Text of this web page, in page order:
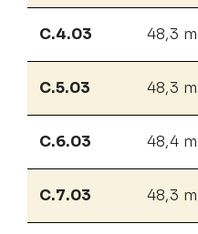
C.4.03 48,3 m
C.5.03 48,3 m
C.6.03 48,4 m
C.7.03 48,3 m